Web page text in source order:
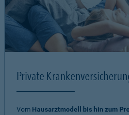
Private
Vom Hausarztmodell bis hin zum